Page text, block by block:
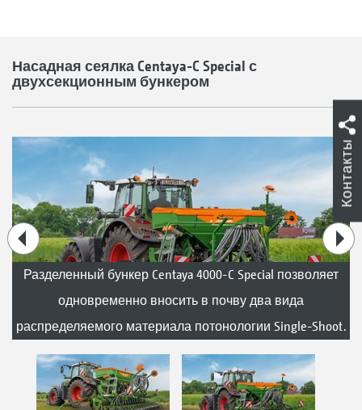
Насадная сеялка Centaya-C Special с
двухсекционным бункером
Разделенный бункер Centaya 4000-C Special позволяет
одновременно вносить в почву два вида
распределяемого материала потонологии Single-Shoot.
Контакты